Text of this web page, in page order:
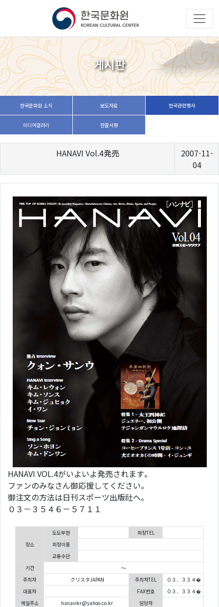
게시판
한국문화원 소식 보도자료 한국관련행사
미디어갤러리 한줄서평
HANAVI Vol.4発売
2007-11-
04
HANAVI VOL.4がいよいよ発売されます。
ファンのみなさん御応援してください。
御注文の方法は日刊スポーツ出版社へ。
０３－３５４６－５７１１
장소
도도부현
회장TEL
회장이름
교통수단
기간
～
주최자
クリスタJAPAN 주최자TEL
０３．３３４�
대표자
FAX번호
０３．３３４�
메일주소
hanavikr@yahoo.co.kr
담당자